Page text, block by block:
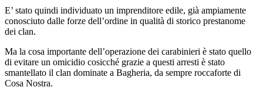
E’ stato quindi individuato un imprenditore edile, già ampiamente
conosciuto dalle forze dell’ordine in qualità di storico prestanome
dei clan.
Ma la cosa importante dell’operazione dei carabinieri è stato quello
di evitare un omicidio cosicché grazie a questi arresti è stato
smantellato il clan dominate a Bagheria, da sempre roccaforte di
Cosa Nostra.